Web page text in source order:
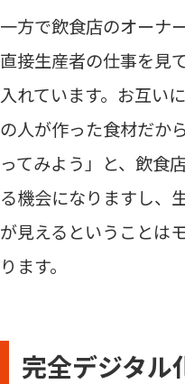
一方で飲食店のオーナ
直接生産者の仕事を見
入れています。お互い
の人が作った食材だか
ってみよう」と、飲食
る機会になりますし、
が見えるということは
ります。
完全デジタル